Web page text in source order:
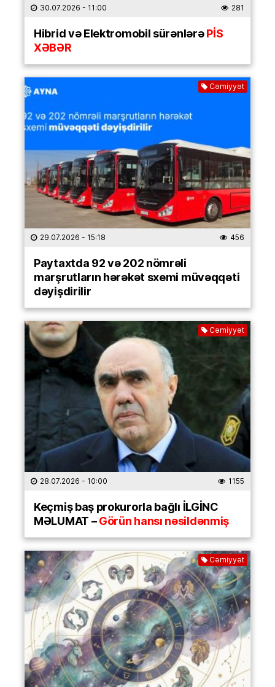
30.07.2026 - 11:00 281
Hibrid və Elektromobil sürənlərəPİS
XƏBƏR
Cəmiyyət
29.07.2026 - 15:18 456
Paytaxtda 92 və 202 nömrəli
marşrutların hərəkət sxemi müvəqqəti
dəyişdirilir
Cəmiyyət
28.07.2026 - 10:00 1155
Keçmiş baş prokurorla bağlı İLGİNC
MƏLUMAT –Görün hansı nəsildənmiş
Cəmiyyət